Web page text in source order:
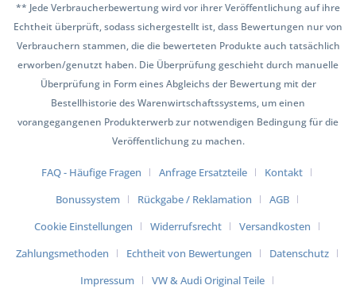
** Jede Verbraucherbewertung wird vor ihrer Veröffentlichung auf ihre
Echtheit überprüft, sodass sichergestellt ist, dass Bewertungen nur von
Verbrauchern stammen, die die bewerteten Produkte auch tatsächlich
erworben/genutzt haben. Die Überprüfung geschieht durch manuelle
Überprüfung in Form eines Abgleichs der Bewertung mit der
Bestellhistorie des Warenwirtschaftssystems, um einen
vorangegangenen Produkterwerb zur notwendigen Bedingung für die
Veröffentlichung zu machen.
FAQ - Häufige Fragen Anfrage Ersatzteile
Kontakt
Bonussystem
Rückgabe / Reklamation
AGB
Cookie Einstellungen
Widerrufsrecht
Versandkosten
Zahlungsmethoden
Echtheit von Bewertungen
Datenschutz
Impressum
VW & Audi Original Teile